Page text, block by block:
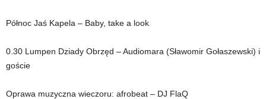
Północ Jaś Kapela – Baby, take a look
0.30 Lumpen Dziady Obrzęd – Audiomara (Sławomir Gołaszewski) i
goście
Oprawa muzyczna wieczoru: afrobeat – DJ FlaQ